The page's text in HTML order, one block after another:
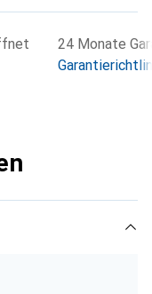
24 Monate